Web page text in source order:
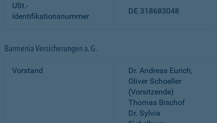
USt.-
Identifikationsnummer
DE 318683048
Barmenia Versicherungen a. G.
Vorstand
Dr. Andreas Eurich,
Oliver Schoeller
(Vorsitzende)
Thomas Bischof
Dr. Sylvia